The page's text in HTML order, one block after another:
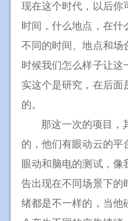
现在这个时代，以后你
时间，什么地点，在什
不同的时间、地点和场
时候我们怎么样子让这
实这个是研究，在后面
的。
那这一次的项目，
的，他们有眼动云的平
眼动和脑电的测试，
告出现在不同场景下的
绪都是不一样的，当他